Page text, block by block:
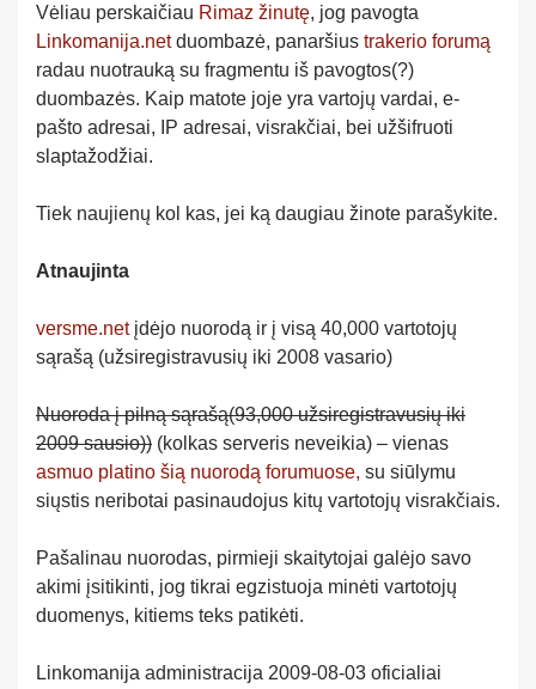
Vėliau perskaičiau Rimaz žinutę, jog pavogta
Linkomanija.netduombazė, panaršius trakerio forumą
radau nuotrauką su fragmentu iš pavogtos(?)
duombazės. Kaip matote joje yra vartojų vardai, e-
pašto adresai, IP adresai, visrakčiai, bei užšifruoti
slaptažodžiai.
Tiek naujienų kol kas, jei ką daugiau žinote parašykite.
Atnaujinta
versme.netįdėjo nuorodą ir į visą 40,000 vartotojų
sąrašą (užsiregistravusių iki 2008 vasario)
Nuoroda į pilną sąrašą(93,000 užsiregistravusių iki
2009 sausio)) (kolkas serveris neveikia) – vienas
asmuo platino šią nuorodą forumuose, su siūlymu
siųstis neribotai pasinaudojus kitų vartotojų visrakčiais.
Pašalinau nuorodas, pirmieji skaitytojai galėjo savo
akimi įsitikinti, jog tikrai egzistuoja minėti vartotojų
duomenys, kitiems teks patikėti.
Linkomanija administracija 2009-08-03 oficialiai